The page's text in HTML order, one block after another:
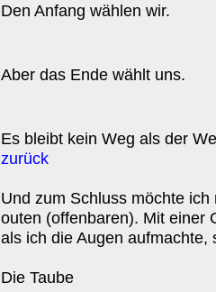
Den Anfang wählen wir.
Aber das Ende wählt uns.
Es bleibt kein Weg als der
zurück
Und zum Schluss möchte
outen (offenbaren). Mit einer
als ich die Augen
Die Taube